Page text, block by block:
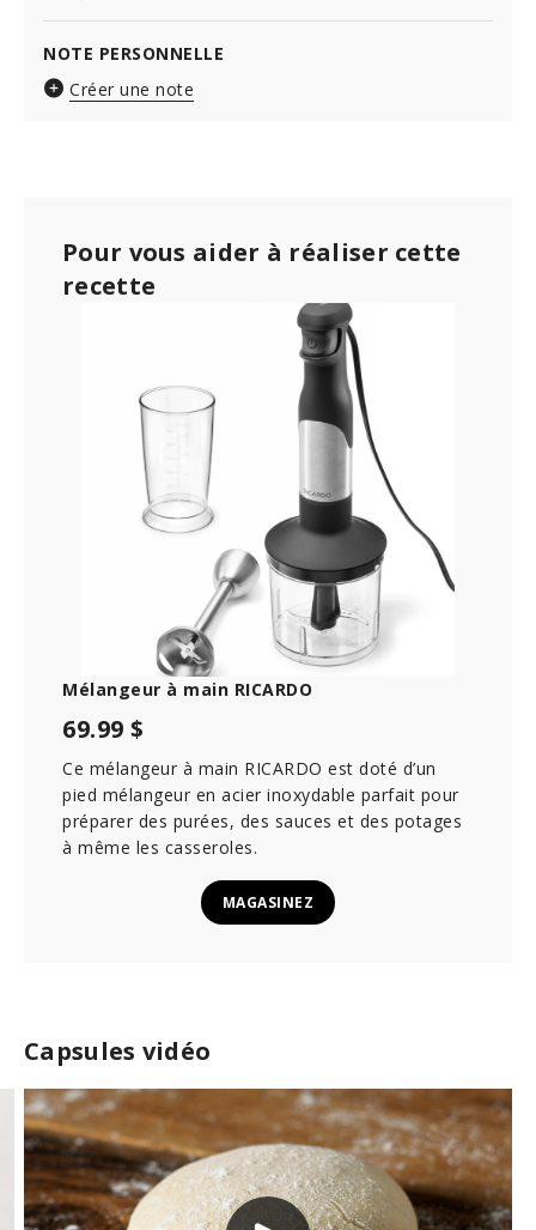
Capsules vidéo
NOTE PERSONNELLE
Créer une note
Pour vous aider à réaliser cette
recette
Mélangeur à main RICARDO
69.99 $
Ce mélangeur à main RICARDO est doté d’un
pied mélangeur en acier inoxydable parfait pour
préparer des purées, des sauces et des potages
à même les casseroles.
MAGASINEZ